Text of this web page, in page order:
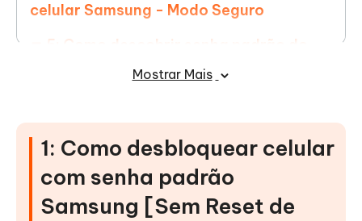
celular Samsung - Modo Seguro
5: Como descobrir senha padrão do
celular Samsung - ADB
celular Samsung - Encontre Meu Celular
7: Como desbloquear celular com
senha padrão Samsung - Reset de
Fábrica
Mostrar Mais
1: Como desbloquear celular
com senha padrão
Samsung [Sem Reset de